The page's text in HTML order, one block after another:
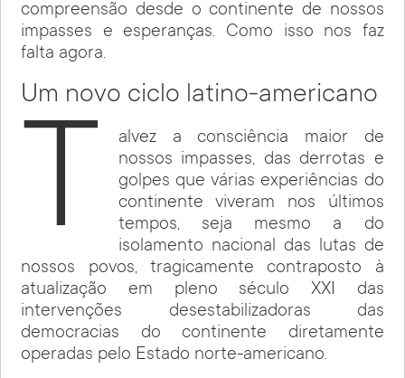
compreensão desde o continente de nossos
impasses e esperanças. Como isso nos faz
falta agora.
Um novo ciclo latino-americano
T
alvez a consciência maior de
nossos impasses, das derrotas e
golpes que várias experiências do
continente viveram nos últimos
tempos, seja mesmo a do
isolamento nacional das lutas de
nossos povos, tragicamente contraposto à
atualização em pleno século XXI das
intervenções desestabilizadoras das
democracias do continente diretamente
operadas pelo Estado norte-americano.